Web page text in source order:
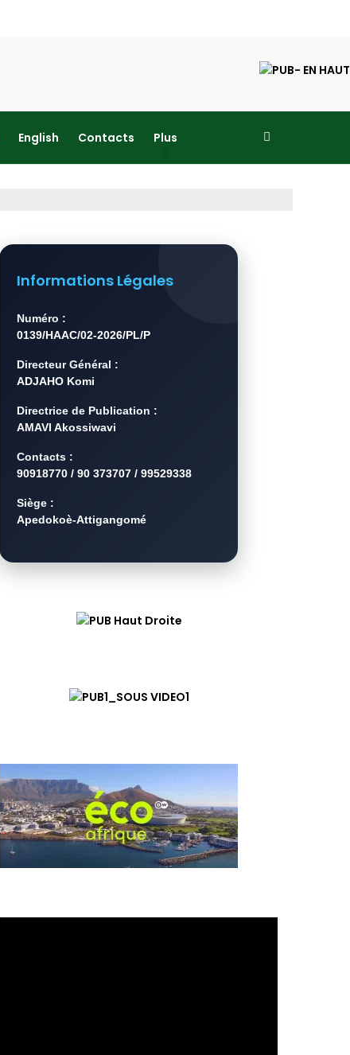
English Contacts Plus
Informations Légales
Numéro :
0139/HAAC/02-2026/PL/P
Directeur Général :
ADJAHO Komi
Directrice de Publication :
AMAVI Akossiwavi
Contacts :
90918770 / 90 373707 / 99529338
Siège :
Apedokoè-Attigangomé